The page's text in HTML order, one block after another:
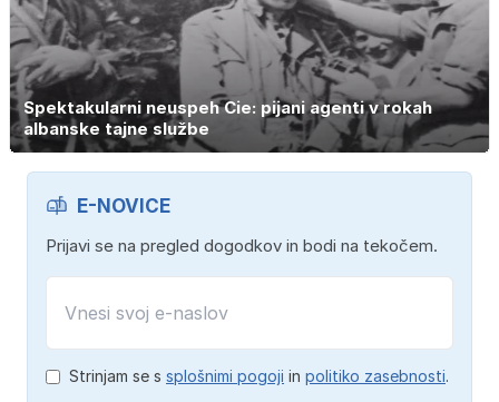
Spektakularni neuspeh Cie: pijani agenti v rokah
albanske tajne službe
E-NOVICE
Prijavi se na pregled dogodkov in bodi na tekočem.
Strinjam se s splošnimi pogoji in politiko zasebnosti.